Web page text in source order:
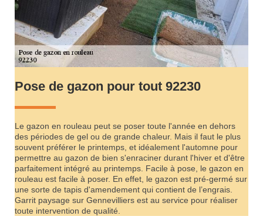
Pose de gazon pour tout 92230
Le gazon en rouleau peut se poser toute l'année en dehors
des périodes de gel ou de grande chaleur. Mais il faut le plus
souvent préférer le printemps, et idéalement l'automne pour
permettre au gazon de bien s'enraciner durant l'hiver et d'être
parfaitement intégré au printemps. Facile à pose, le gazon en
rouleau est facile à poser. En effet, le gazon est pré-germé sur
une sorte de tapis d'amendement qui contient de l’engrais.
Garrit paysage sur Gennevilliers est au service pour réaliser
toute intervention de qualité.